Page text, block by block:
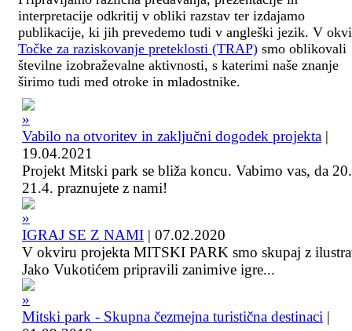
interpretacije odkritij v obliki razstav ter izdajamo
publikacije, ki jih prevedemo tudi v angleški jezik. V
Točke za raziskovanje preteklosti (TRAP) smo oblikovali
številne izobraževalne aktivnosti, s katerimi naše znanje
širimo tudi med otroke in mladostnike.
Vabilo na otvoritev in zaključni dogodek projekta |
19.04.2021
Projekt Mitski park se bliža koncu. Vabimo vas, da
21.4. praznujete z nami!
IGRAJ SE Z NAMI | 07.02.2020
V okviru projekta MITSKI PARK smo skupaj z
Jako Vukotićem pripravili zanimive igre...
Mitski park - Skupna čezmejna turistična destinaci |